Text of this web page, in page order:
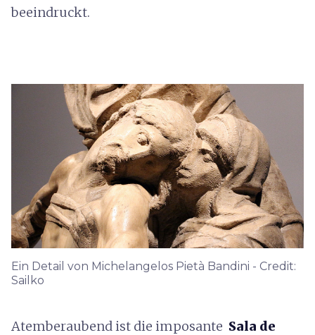
beeindruckt.
Ein Detail von Michelangelos Pietà Bandini - Credit:
Sailko
Atemberaubend ist die imposante Sala de